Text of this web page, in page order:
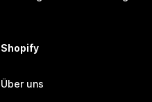
Shopify
Über uns